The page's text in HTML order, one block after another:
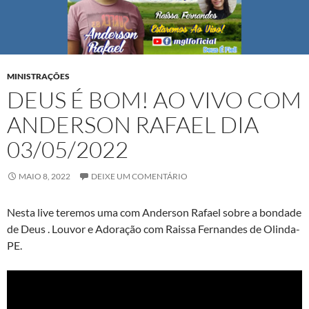
MINISTRAÇÕES
DEUS É BOM! AO VIVO COM
ANDERSON RAFAEL DIA
03/05/2022
MAIO 8, 2022 DEIXE UM COMENTÁRIO
Nesta live teremos uma com Anderson Rafael sobre a bondade
de Deus . Louvor e Adoração com Raissa Fernandes de Olinda-
PE.